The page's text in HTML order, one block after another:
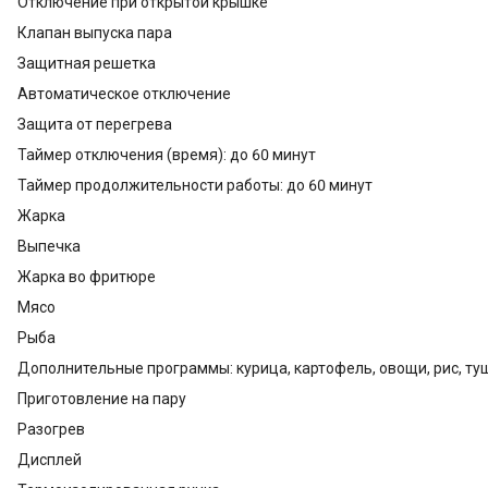
Клапан выпуска пара
Защитная решетка
Автоматическое отключение
Защита от перегрева
Таймер отключения (время): до 60 минут
Таймер продолжительности работы: до 60 минут
Жарка
Выпечка
Жарка во фритюре
Мясо
Рыба
Дополнительные программы: курица, картофель, овощи, рис,
Приготовление на пару
Разогрев
Дисплей